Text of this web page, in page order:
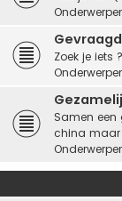
Gevraagd
Zoek je iets
Samen een
china maar